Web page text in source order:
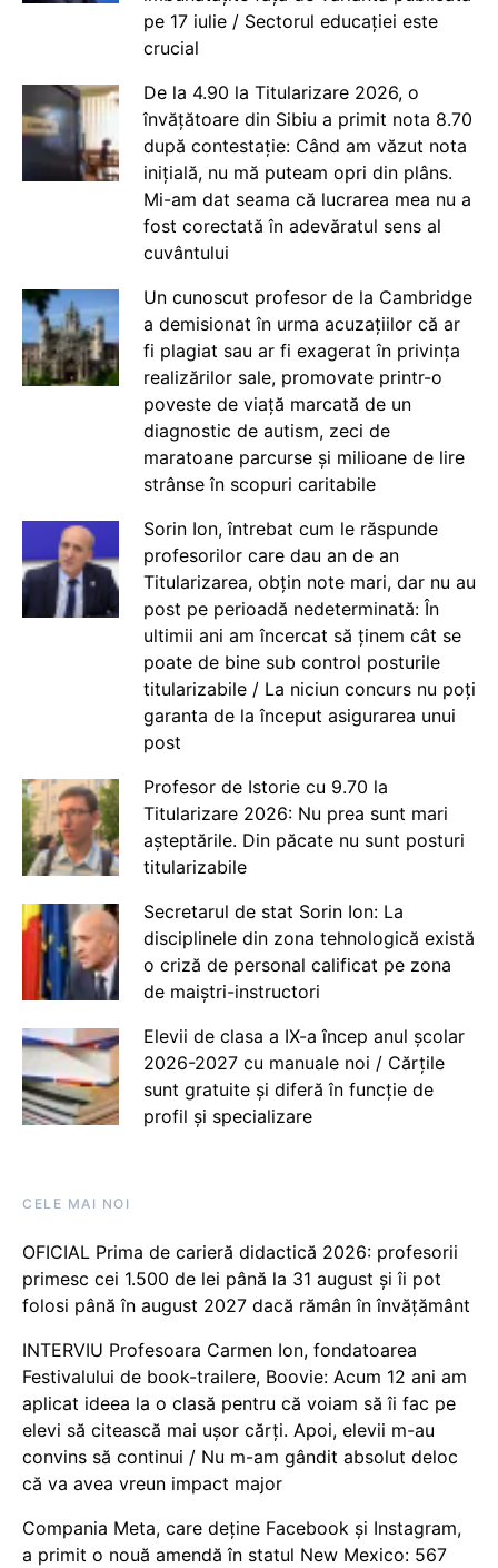
pe 17 iulie / Sectorul educației este
crucial
De la 4.90 la Titularizare 2026, o
învățătoare din Sibiu a primit nota 8.70
după contestație: Când am văzut nota
inițială, nu mă puteam opri din plâns.
Mi-am dat seama că lucrarea mea nu a
fost corectată în adevăratul sens al
cuvântului
Un cunoscut profesor de la Cambridge
a demisionat în urma acuzațiilor că ar
fi plagiat sau ar fi exagerat în privința
realizărilor sale, promovate printr-o
poveste de viață marcată de un
diagnostic de autism, zeci de
maratoane parcurse și milioane de lire
strânse în scopuri caritabile
Sorin Ion, întrebat cum le răspunde
profesorilor care dau an de an
Titularizarea, obțin note mari, dar nu au
post pe perioadă nedeterminată: În
ultimii ani am încercat să ținem cât se
poate de bine sub control posturile
titularizabile / La niciun concurs nu poți
garanta de la început asigurarea unui
post
Profesor de Istorie cu 9.70 la
Titularizare 2026: Nu prea sunt mari
așteptările. Din păcate nu sunt posturi
titularizabile
Secretarul de stat Sorin Ion: La
disciplinele din zona tehnologică există
o criză de personal calificat pe zona
de maiștri-instructori
Elevii de clasa a IX-a încep anul școlar
2026-2027 cu manuale noi / Cărțile
sunt gratuite și diferă în funcție de
profil și specializare
CELE MAI NOI
OFICIAL Prima de carieră didactică 2026: profesorii
primesc cei 1.500 de lei până la 31 august și îi pot
folosi până în august 2027 dacă rămân în învățământ
INTERVIU Profesoara Carmen Ion, fondatoarea
Festivalului de book-trailere, Boovie: Acum 12 ani am
aplicat ideea la o clasă pentru că voiam să îi fac pe
elevi să citească mai ușor cărți. Apoi, elevii m-au
convins să continui / Nu m-am gândit absolut deloc
că va avea vreun impact major
Compania Meta, care deține Facebook și Instagram,
a primit o nouă amendă în statul New Mexico: 567